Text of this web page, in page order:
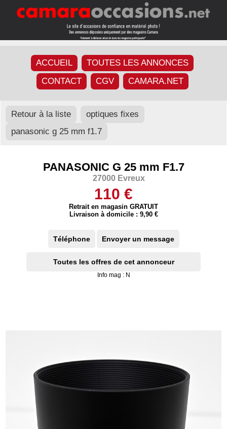
ACCUEIL
TOUTES LES ANNONCES
CONTACT
CGV CAMARA.NET
Retour à la liste
optiques fixes
panasonic g 25 mm f1.7
PANASONIC G 25 mm F1.7
27000 Evreux
110 €
Retrait en magasin GRATUIT
Livraison à domicile : 9,90 €
Téléphone Envoyer un message
Toutes les offres de cet annonceur
Info mag : N